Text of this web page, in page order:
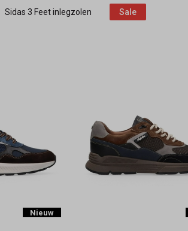
Sidas 3 Feet inlegzolen Sale
Nieuw